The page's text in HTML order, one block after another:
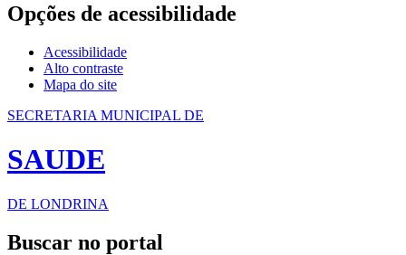
Opções de acessibilidade
Acessibilidade
Alto contraste
Mapa do site
SECRETARIA MUNICIPAL DE
SAUDE
DE LONDRINA
Buscar no portal